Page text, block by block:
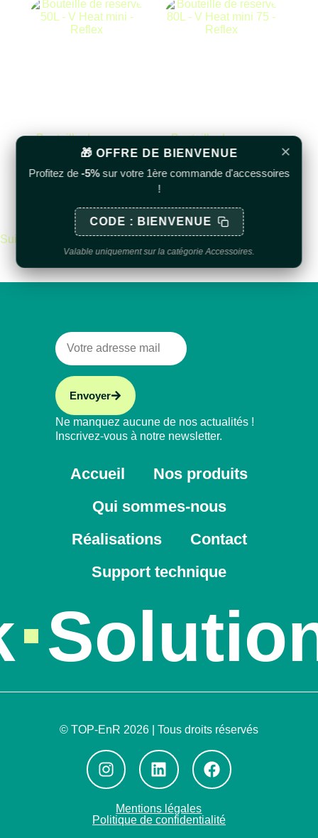
Bouteille de reserve
50L – V Heat mini –
Bouteille de reserve
80L – V Heat mini 75 –
Suivant
Envoyer
Ne manquez aucune de nos actualités !
Inscrivez-vous à notre newsletter.
Accueil
Nos produits
Qui sommes-nous
Réalisations
Contact
Support technique
© TOP-EnR 2026 | Tous droits réservés
Mentions légales
Politique de confidentialité
×
🎁 OFFRE DE BIENVENUE
Profitez de-5%sur votre 1ère commande d'accessoires
!
CODE : BIENVENUE
Valable uniquement sur la catégorie Accessoires.